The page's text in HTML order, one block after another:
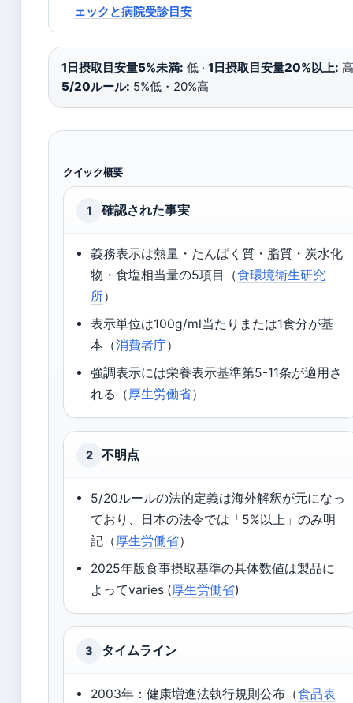
ェックと病院受診目安
1日摂取目安量5%未満: 低 · 1日摂取目安量20%以上:
5/20ルール: 5%低・20%高
クイック概要
1 確認された事実
義務表示は熱量・たんぱく質・脂質・炭水化
物・食塩相当量の5項目（食環境衛生研究
所）
表示単位は100g/ml当たりまたは1食分が基
本（消費者庁）
強調表示には栄養表示基準第5-11条が適用さ
れる（厚生労働省）
2 不明点
5/20ルールの法的定義は海外解釈が元になっ
ており、日本の法令では「5%以上」のみ明
記（厚生労働省）
2025年版食事摂取基準の具体数値は製品に
よってvaries (厚生労働省)
3 タイムライン
2003年：健康増進法執行規則公布（食品表